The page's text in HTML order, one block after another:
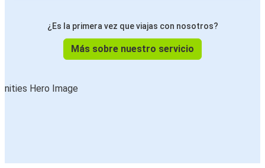
¿Es la primera vez que viajas con nosotros?
Más sobre nuestro servicio